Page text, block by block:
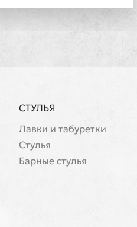
СТУЛЬЯ
Лавки и табуретки
Стулья
Барные стулья